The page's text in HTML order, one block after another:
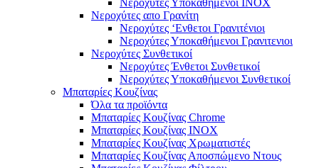
Νεροχύτες απο Γρανίτη
Νεροχύτες ‘Ενθετοι Γρανιτένιοι
Νεροχύτες Υποκαθήμενοι Γρανιτενιοι
Νεροχύτες Συνθετικοί
Νεροχύτες Ένθετοι Συνθετικοί
Νεροχύτες Υποκαθήμενοι Συνθετικοί
Μπαταρίες Κουζίνας
Όλα τα προϊόντα
Μπαταρίες Κουζίνας Chrome
Μπαταρίες Κουζίνας INOX
Μπαταρίες Κουζίνας Χρωματιστές
Μπαταρίες Κουζίνας Αποσπώμενο Ντους